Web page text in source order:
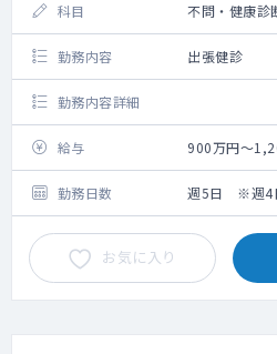
科目 不問・健康診
勤務内容 出張健診
勤務内容詳細
給与 900万円～
勤務日数 週5日 ※週4
お気に入り